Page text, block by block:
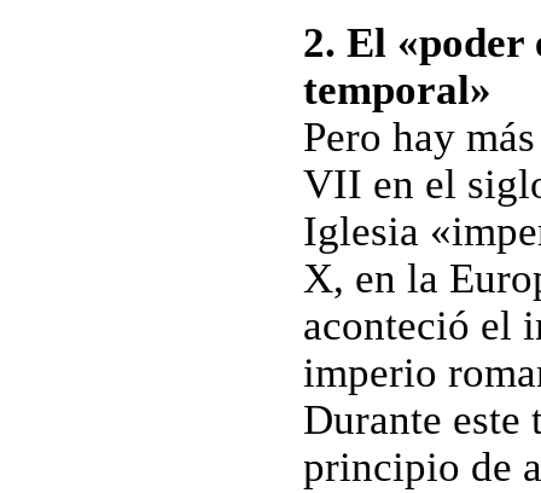
2. El «poder
temporal»
Pero hay
VII en el
Iglesia
X, en la
aconteció el
imperio
Durante este
principio de